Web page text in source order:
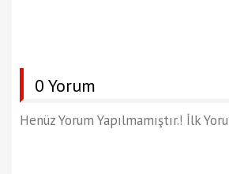
0 Yorum
Henüz Yorum Yapılmamıştır.! İlk